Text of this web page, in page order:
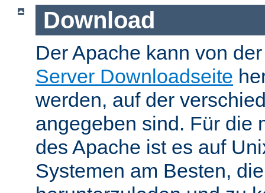
Download
Der Apache kann von
Server Downloadseite
werden, auf der
angegeben sind. Für die
des Apache ist es auf
Systemen am Besten,